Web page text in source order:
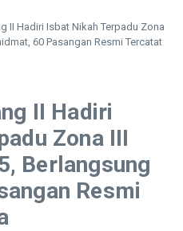
II Hadiri Isbat Nikah Terpadu Zona
60 Pasangan Resmi Tercatat
II Hadiri
Zona III
Berlangsung
Resmi